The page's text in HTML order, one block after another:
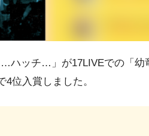
ハッチ…‬」が17LIVEでの「幼
位入賞しました。